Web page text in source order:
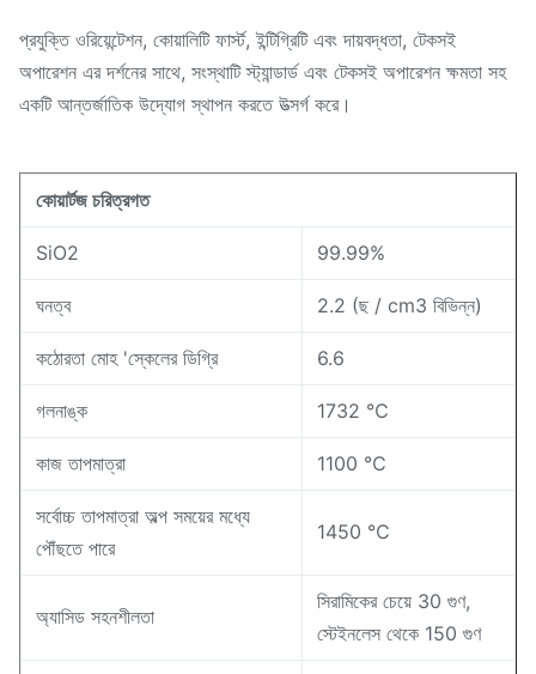
প্রযুক্তি ওরিয়েন্টেশন, কোয়ালিটি ফার্স্ট, ইন্টিগ্রিটি এবং দায়বদ্ধতা, টেকসই
অপারেশন এর দর্শনের সাথে, সংস্থাটি স্ট্যান্ডার্ড এবং টেকসই অপারেশন ক্ষমতা সহ
একটি আন্তর্জাতিক উদ্যোগ স্থাপন করতে উত্সর্গ করে।
কোয়ার্টজ চরিত্রগত
SiO2 99.99%
ঘনত্ব 2.2 (ছ / cm3 বিভিন্ন)
কঠোরতা মোহ 'স্কেলের ডিগ্রি 6.6
গলনাঙ্ক 1732 ℃
কাজ তাপমাত্রা 1100 ℃
সর্বোচ্চ তাপমাত্রা অল্প সময়ের মধ্যে
পৌঁছতে পারে
1450 ℃
অ্যাসিড সহনশীলতা
সিরামিকের চেয়ে 30 গুণ,
স্টেইনলেস থেকে 150 গুণ